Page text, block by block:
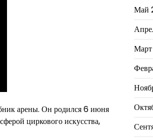
арены. Он родился 6 июня
циркового искусства,
Май